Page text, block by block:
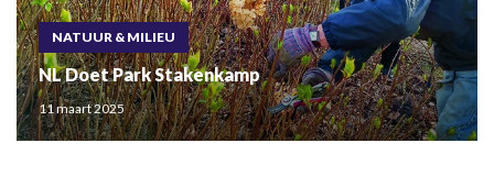
NATUUR & MILIEU
NL Doet Park Stakenkamp
11 maart 2025